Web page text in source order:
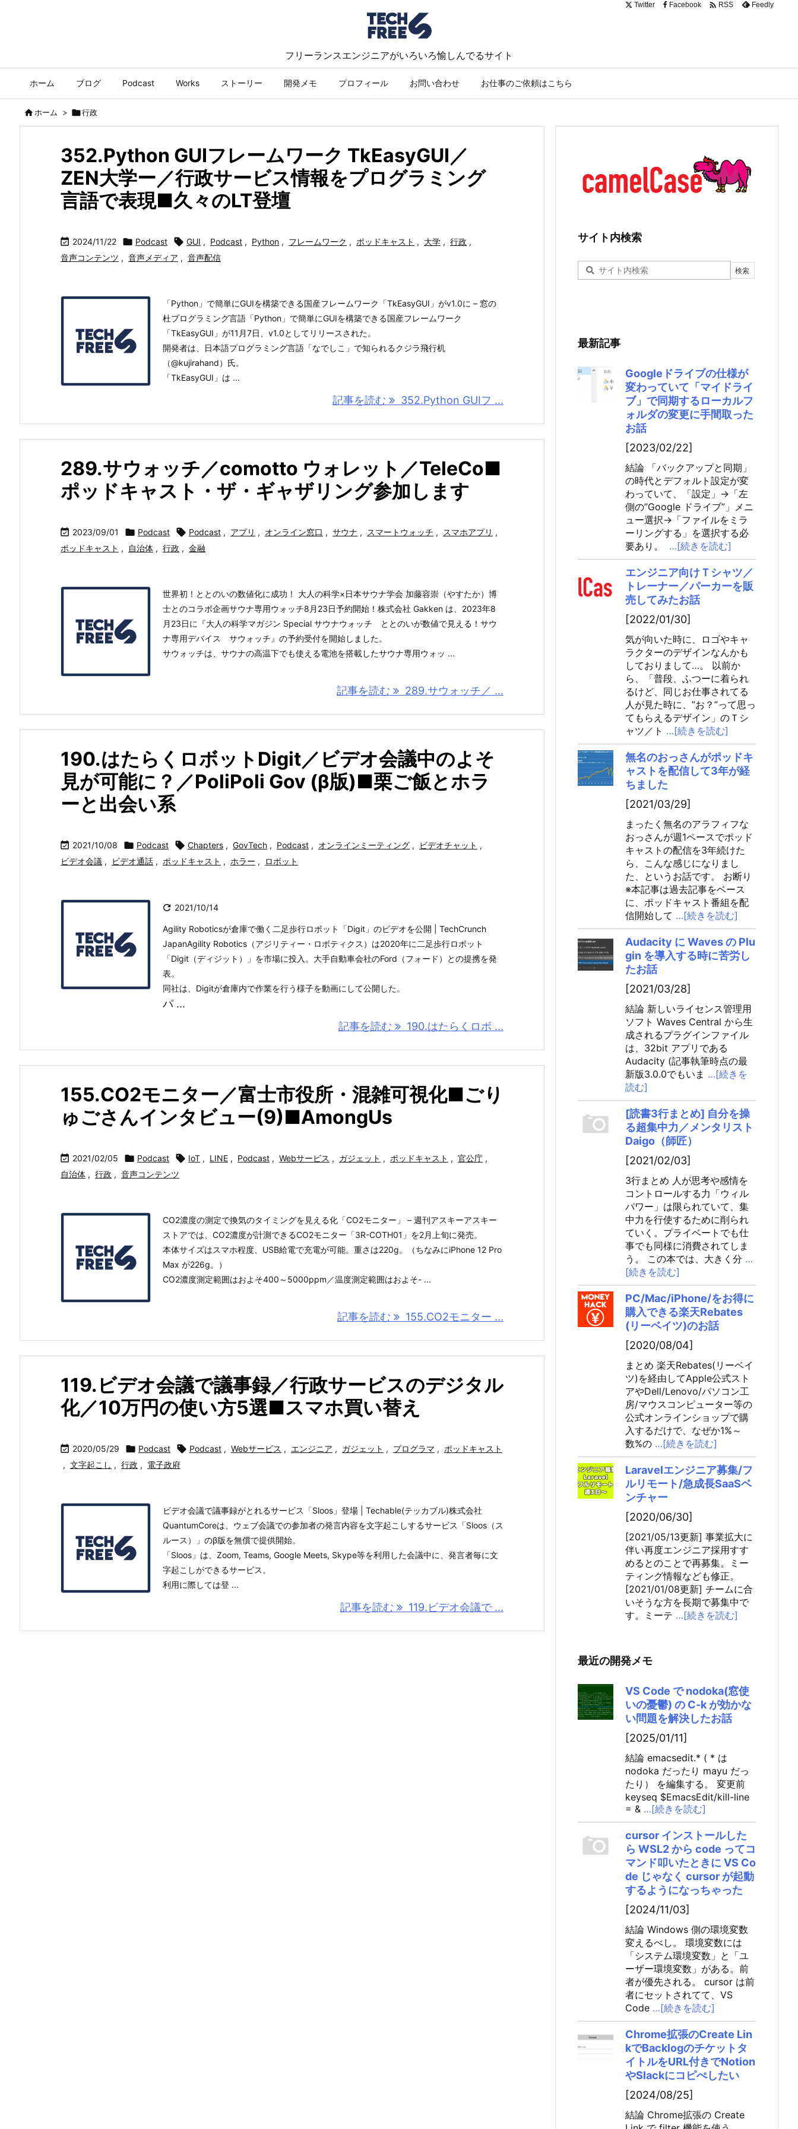
フリーランスエンジニアがいろいろ愉しんでるサイト
ホーム ブログ Podcast Works ストーリー 開発メモ プロフィール お問い合わせ お仕事のご依頼はこちら
Twitter Facebook  RSS Feedly
ホーム > 行政
352.Python GUIフレームワーク TkEasyGUI／
ZEN大学ー／行政サービス情報をプログラミング
言語で表現■久々のLT登壇
 2024/11/22  Podcast  GUI , Podcast , Python , フレームワーク , ポッドキャスト , 大学 , 行政 ,
音声コンテンツ , 音声メディア , 音声配信
「Python」で簡単にGUIを構築できる国産フレームワーク「TkEasyGUI」がv1.0に – 窓の
杜プログラミング言語「Python」で簡単にGUIを構築できる国産フレームワーク
「TkEasyGUI」が11月7日、v1.0としてリリースされた。
開発者は、日本語プログラミング言語「なでしこ」で知られるクジラ飛行机
（@kujirahand）氏。
「TkEasyGUI」は ...
記事を読む 352.Python GUIフ ...
289.サウォッチ／comotto ウォレット／TeleCo■
ポッドキャスト・ザ・ギャザリング参加します
 2023/09/01  Podcast  Podcast , アプリ , オンライン窓口 , サウナ , スマートウォッチ , スマホアプリ ,
ポッドキャスト , 自治体 , 行政 , 金融
世界初！ととのいの数値化に成功！ 大人の科学×日本サウナ学会 加藤容崇（やすたか）博
士とのコラボ企画サウナ専用ウォッチ8月23日予約開始！株式会社 Gakken は、2023年8
月23日に『大人の科学マガジン Special サウナウォッチ ととのいが数値で見える！サウ
ナ専用デバイス サウォッチ』の予約受付を開始しました。
サウォッチは、サウナの高温下でも使える電池を搭載したサウナ専用ウォッ ...
記事を読む 289.サウォッチ／ ...
190.はたらくロボットDigit／ビデオ会議中のよそ
見が可能に？／PoliPoli Gov (β版)■栗ご飯とホラ
ーと出会い系
 2021/10/08  Podcast  Chapters , GovTech , Podcast , オンラインミーティング , ビデオチャット ,
ビデオ会議 , ビデオ通話 , ポッドキャスト , ホラー , ロボット
 2021/10/14
Agility Roboticsが倉庫で働く二足歩行ロボット「Digit」のビデオを公開 | TechCrunch
JapanAgility Robotics（アジリティー・ロボティクス）は2020年に二足歩行ロボット
「Digit（ディジット）」を市場に投入。大手自動車会社のFord（フォード）との提携を発
表。
同社は、Digitが倉庫内で作業を行う様子を動画にして公開した。
パ ...
記事を読む
190.はたらくロボ ...
155.CO2モニター／富士市役所・混雑可視化■ごり
ゅごさんインタビュー(9)■AmongUs
 2021/02/05  Podcast  IoT , LINE , Podcast , Webサービス , ガジェット , ポッドキャスト , 官公庁 ,
自治体 , 行政 , 音声コンテンツ
CO2濃度の測定で換気のタイミングを見える化「CO2モニター」 – 週刊アスキーアスキー
ストアでは、CO2濃度が計測できるCO2モニター「3R-COTH01」を2月上旬に発売。
本体サイズはスマホ程度、USB給電で充電が可能。重さは220g。（ちなみにiPhone 12 Pro
Max が226g。）
CO2濃度測定範囲はおよそ400～5000ppm／温度測定範囲はおよそ- ...
記事を読む 155.CO2モニター ...
119.ビデオ会議で議事録／行政サービスのデジタル
化／10万円の使い方5選■スマホ買い替え
 2020/05/29  Podcast  Podcast , Webサービス , エンジニア , ガジェット , プログラマ , ポッドキャスト
, 文字起こし , 行政 , 電子政府
ビデオ会議で議事録がとれるサービス「Sloos」登場 | Techable(テッカブル)株式会社
QuantumCoreは、ウェブ会議での参加者の発言内容を文字起こしするサービス「Sloos（ス
ルース）」のβ版を無償で提供開始。
「Sloos」は、Zoom, Teams, Google Meets, Skype等を利用した会議中に、発言者毎に文
字起こしができるサービス。
利用に際しては登 ...
記事を読む 119.ビデオ会議で ...
サイト内検索
最新記事
Googleドライブの仕様が
変わっていて「マイドライ
ブ」で同期するローカルフ
ォルダの変更に手間取った
お話
[2023/02/22]
結論 「バックアップと同期」
の時代とデフォルト設定が変
わっていて、「設定」→「左
側の”Google ドライブ”」メニ
ュー選択→「ファイルをミラ
ーリングする」を選択する必
要あり。
…[続きを読む]
エンジニア向けＴシャツ／
トレーナー／パーカーを販
売してみたお話
[2022/01/30]
気が向いた時に、ロゴやキャ
ラクターのデザインなんかも
しておりまして…。 以前か
ら、「普段、ふつーに着られ
るけど、同じお仕事されてる
人が見た時に、”お？”って思っ
てもらえるデザイン」のＴシ
ャツ／ト …[続きを読む]
無名のおっさんがポッドキ
ャストを配信して3年が経
ちました
[2021/03/29]
まったく無名のアラフィフな
おっさんが週1ペースでポッド
キャストの配信を3年続けた
ら、こんな感じになりまし
た、というお話です。 お断り
※本記事は過去記事をベース
に、ポッドキャスト番組を配
信開始して …[続きを読む]
Audacity に Waves の Plu
gin を導入する時に苦労し
たお話
[2021/03/28]
結論 新しいライセンス管理用
ソフト Waves Central から生
成されるプラグインファイル
は、32bit アプリである
Audacity (記事執筆時点の最
新版3.0.0でもいま …[続きを
読む]
[読書3行まとめ] 自分を操
る超集中力／メンタリスト
Daigo（師匠）
[2021/02/03]
3行まとめ 人が思考や感情を
コントロールする力「ウィル
パワー」は限られていて、集
中力を行使するために削られ
ていく。プライベートでも仕
事でも同様に消費されてしま
う。 この本では、大きく分 …
[続きを読む]
PC/Mac/iPhone/をお得に
購入できる楽天Rebates
(リーベイツ)のお話
[2020/08/04]
まとめ 楽天Rebates(リーベイ
ツ)を経由してApple公式スト
アやDell/Lenovo/パソコン工
房/マウスコンピューター等の
公式オンラインショップで購
入するだけで、なぜか1%～
数%の …[続きを読む]
Laravelエンジニア募集/フ
ルリモート/急成長SaaSベ
ンチャー
[2020/06/30]
[2021/05/13更新] 事業拡大に
伴い再度エンジニア採用すす
めるとのことで再募集。ミー
ティング情報なども修正。
[2021/01/08更新] チームに合
いそうな方を長期で募集中で
す。ミーテ …[続きを読む]
最近の開発メモ
VS Code で nodoka(窓使
いの憂鬱) の C-k が効かな
い問題を解決したお話
[2025/01/11]
結論 emacsedit.* ( * は
nodoka だったり mayu だっ
たり） を編集する。 変更前
keyseq $EmacsEdit/kill-line
= & …[続きを読む]
cursor インストールした
ら WSL2 から code ってコ
マンド叩いたときに VS Co
de じゃなく cursor が起動
するようになっちゃった
[2024/11/03]
結論 Windows 側の環境変数
変えるべし。 環境変数には
「システム環境変数」と「ユ
ーザー環境変数」がある。前
者が優先される。 cursor は前
者にセットされてて、VS
Code …[続きを読む]
Chrome拡張のCreate Lin
kでBacklogのチケットタ
イトルをURL付きでNotion
やSlackにコピぺしたい
[2024/08/25]
結論 Chrome拡張の Create